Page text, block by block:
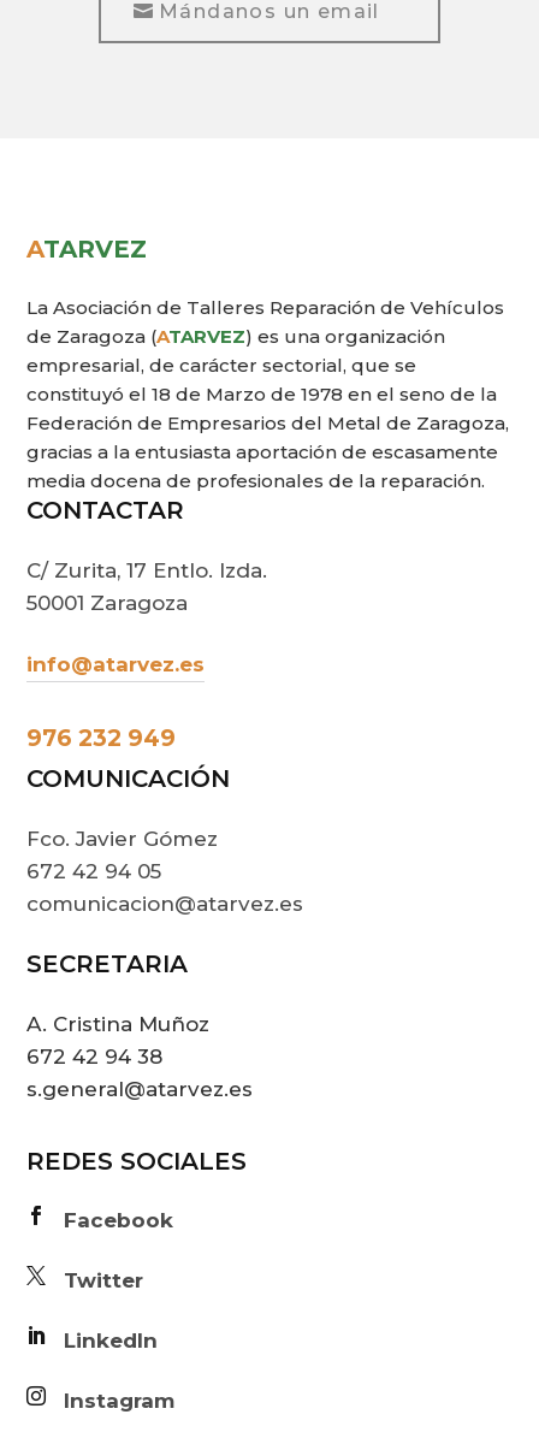
Mándanos un email
ATARVEZ
La Asociación de Talleres Reparación de Vehículos
de Zaragoza (ATARVEZ) es una organización
empresarial, de carácter sectorial, que se
constituyó el 18 de Marzo de 1978 en el seno de la
Federación de Empresarios del Metal de Zaragoza,
gracias a la entusiasta aportación de escasamente
media docena de profesionales de la reparación.
CONTACTAR
C/ Zurita, 17 Entlo. Izda.
50001 Zaragoza
info@atarvez.es
976 232 949
COMUNICACIÓN
Fco. Javier Gómez
672 42 94 05
comunicacion@atarvez.es
SECRETARIA
A. Cristina Muñoz
672 42 94 38
s.general@atarvez.es
REDES SOCIALES
 Facebook
 Twitter
 LinkedIn
 Instagram